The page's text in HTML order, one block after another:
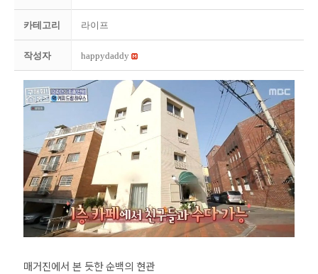
카테고리 라이프
작성자 happydaddy
매거진에서 본 듯한 순백의 현관